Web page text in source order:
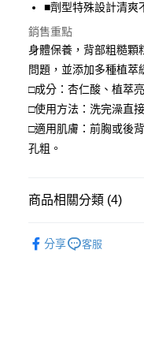
全盈+PAY
大哥付你分期
相關說明
【大哥付你分期使用說明
1.本服務由台灣大哥大提
2.付款方式選擇「大哥付
流程，驗證手機門號後，
4.訂單成立30分鐘內，如
【繳款方式說明】
AFTEE先享後付
相關說明
１．簡單：不需註冊會員
貨到付款
運送方式
■劑型特殊設計清爽
銷售重點
身體保養，背部粗糙顆
問題，並添加多種植萃
□成分：杏仁酸、植萃
□使用方法：洗完澡直
□適用肌膚：前胸或後
孔粗。
商品相關分類 (4)
分享 客服